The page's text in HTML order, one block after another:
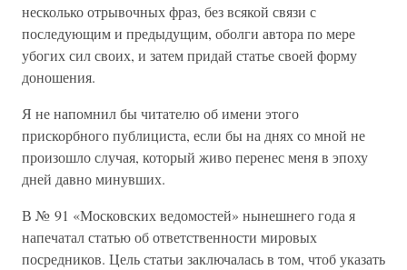
несколько отрывочных фраз, без всякой связи с
последующим и предыдущим, оболги автора по мере
убогих сил своих, и затем придай статье своей форму
доношения.
Я не напомнил бы читателю об имени этого
прискорбного публициста, если бы на днях со мной не
произошло случая, который живо перенес меня в эпоху
дней давно минувших.
В № 91 «Московских ведомостей» нынешнего года я
напечатал статью об ответственности мировых
посредников. Цель статьи заключалась в том, чтоб указать